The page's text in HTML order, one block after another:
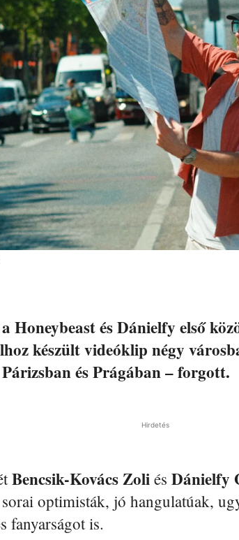
Honeybeast és Dánielfy első
készült videóklip négy
és Prágában – forgott.
Hirdetés
Bencsik-Kovács Zoli és Dánielfy
optimisták, jó hangulatúak,
fanyarságot is.